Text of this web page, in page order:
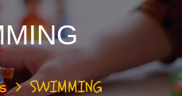
SWIMMING